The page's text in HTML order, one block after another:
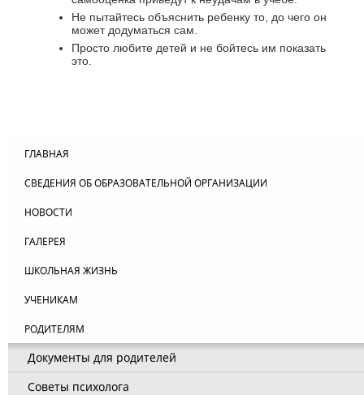
Не пытайтесь объяснить ребенку то, до чего он
может додуматься сам.
Просто любите детей и не бойтесь им показать
это.
ГЛАВНАЯ
СВЕДЕНИЯ ОБ ОБРАЗОВАТЕЛЬНОЙ ОРГАНИЗАЦИИ
НОВОСТИ
ГАЛЕРЕЯ
ШКОЛЬНАЯ ЖИЗНЬ
УЧЕНИКАМ
РОДИТЕЛЯМ
Документы для родителей
Советы психолога